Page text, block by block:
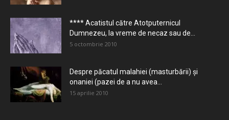
**** Acatistul către Atotputernicul
Dumnezeu, la vreme de necaz sau de...
5 octombrie 2010
Despre păcatul malahiei (masturbării) şi
onaniei (pazei de a nu avea...
15 aprilie 2010